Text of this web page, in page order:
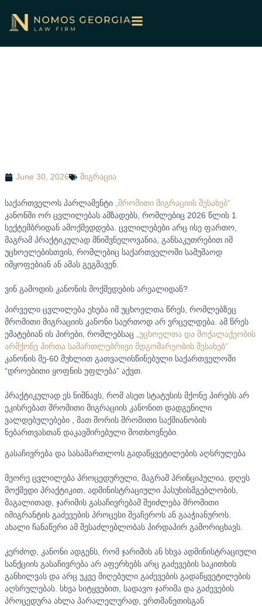
June 30, 2026 მიგრაცია
საქართველოს პარლამენტი „შრომითი მიგრაციის შესახებ”
კანონში ორ ცვლილებას ამზადებს, რომლებიც 2026 წლის 1
სექტემბრიდან ამოქმედდება. ცვლილებები არც ისე ფართო,
მაგრამ პრაქტიკულად მნიშვნელოვანია, განსაკუთრებით იმ
უცხოელებისთვის, რომლებიც საქართველოში სამუშაოდ
იმყოფებიან ან ამას გეგმავენ.
ვინ გამოდის კანონის მოქმედების არეალიდან?
პირველი ცვლილება ეხება იმ უცხოელთა წრეს, რომლებზეც
შრომითი მიგრაციის კანონი საერთოდ არ ვრცელდება. ამ წრეს
ემატებიან ის პირები, რომლებსაც „უცხოელთა და მოქალაქეობის
არმქონე პირთა სამართლებრივი მდგომარეობის შესახებ”
კანონის მე-60 მუხლით გათვალისწინებული საქართველოში
“დროებითი ყოფნის უფლება” აქვთ.
პრაქტიკულად ეს ნიშნავს, რომ ასეთ სტატუსის მქონე პირებს არ
ეკისრებათ შრომითი მიგრაციის კანონით დადგენილი
ვალდებულებები , მათ შორის შრომითი საქმიანობის
ნებართვასთან დაკავშირებული მოთხოვნები.
გასაჩივრება და სასამართლოს გადაწყვეტილების აღსრულება
მეორე ცვლილება პროცედურული, მაგრამ პრინციპულია. დღეს
მოქმედი პრაქტიკით, ადმინისტრაციული პასუხისმგებლობის,
მაგალითად, ჯარიმის გასაჩივრებამ შეიძლება შრომითი
იმიგრანტის გაძევების პროცესი შეაჩეროს ან გააჭიანუროს.
ახალი ჩანაწერი ამ შესაძლებლობას პირდაპირ გამორიცხავს.
კერძოდ, კანონი ადგენს, რომ ჯარიმის ან სხვა ადმინისტრაციული
სანქციის გასაჩივრება არ აფერხებს არც გაძევების საკითხის
განხილვას და არც უკვე მიღებული გაძევების გადაწყვეტილების
აღსრულებას. სხვა სიტყვებით, სადავო ჯარიმა და გაძევების
პროცედურა ახლა პარალელურად, ერთმანეთისგან